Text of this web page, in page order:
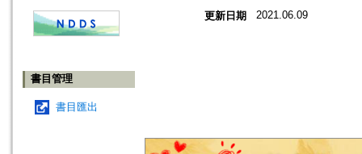
書目管理
書目匯出
更新日期 2021.06.09